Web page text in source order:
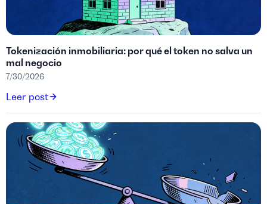
Tokenización inmobiliaria: por qué el token no salva un
mal negocio
7/30/2026
Leer post